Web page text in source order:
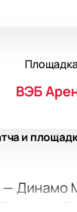
Площадка
ВЭБ
и
Динамо